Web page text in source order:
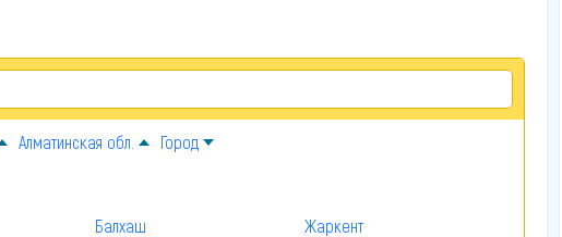
Алматинская обл. Город
Балхаш
Жаркент